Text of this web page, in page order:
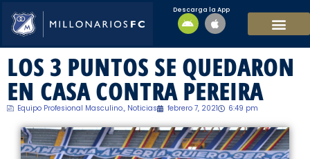
Descarga la App
LOS 3 PUNTOS SE QUEDARON
EN CASA CONTRA PEREIRA
Equipo Profesional Masculino., Noticias febrero 7, 2021 6:49 pm